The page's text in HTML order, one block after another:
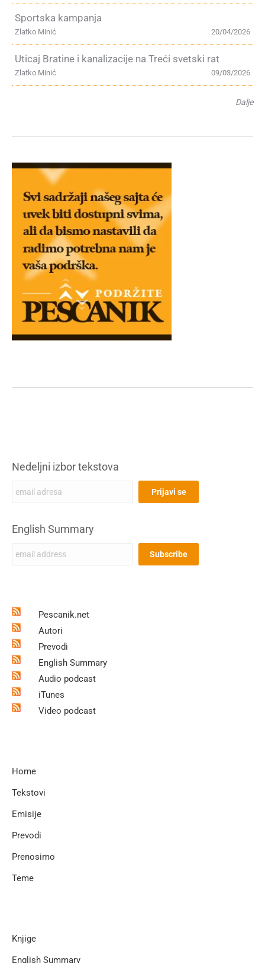
Sportska kampanja
20/04/2026
Zlatko Minić
Uticaj Bratine i kanalizacije na Treći svetski rat
09/03/2026
Zlatko Minić
Dalje
Nedeljni izbor tekstova
English Summary
Pescanik.net
Autori
Prevodi
English Summary
Audio podcast
iTunes
Video podcast
Home
Tekstovi
Emisije
Prevodi
Prenosimo
Teme
Knjige
English Summary